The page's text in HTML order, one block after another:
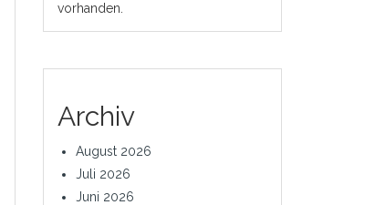
vorhanden.
Archiv
August 2026
Juli 2026
Juni 2026